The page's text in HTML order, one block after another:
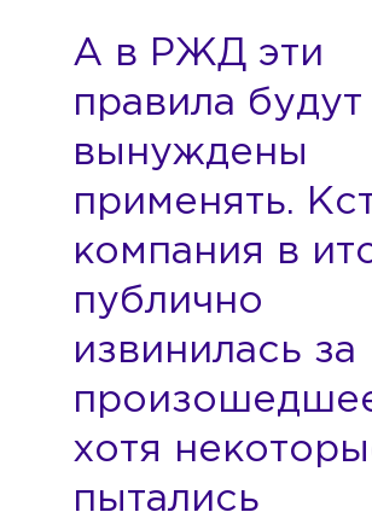
А в РЖД эти
правила будут
вынуждены
применять.
компания в
публично
извинилась за
хотя
пытались